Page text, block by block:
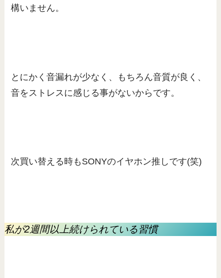
構いません。
とにかく音漏れが少なく、もちろん音質が良く、
音をストレスに感じる事がないからです。
次買い替える時もSONYのイヤホン推しです(笑)
私が2週間以上続けられている習慣